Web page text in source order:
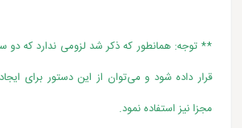
** توجه: همانطور که ذکر شد لزومی ندارد که
قرار داده شود و می‌توان از این دستور برای
مجزا نیز استفاده نمود.